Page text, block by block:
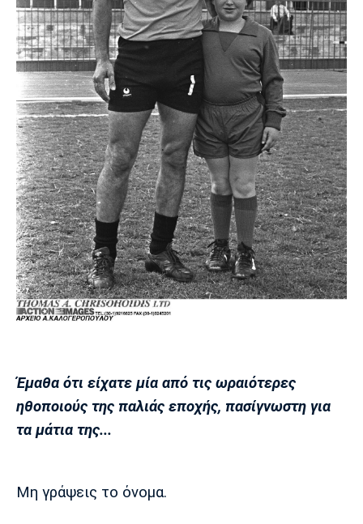
Έμαθα ότι είχατε μία από τις ωραιότερες
ηθοποιούς της παλιάς εποχής, πασίγνωστη για
τα μάτια της...
Μη γράψεις το όνομα.